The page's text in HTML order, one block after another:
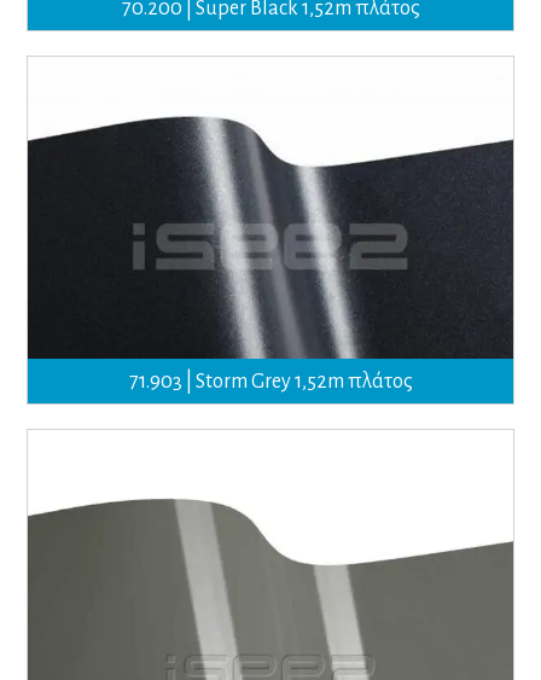
70.200 | Super Black 1,52m πλάτος
71.903 | Storm Grey 1,52m πλάτος